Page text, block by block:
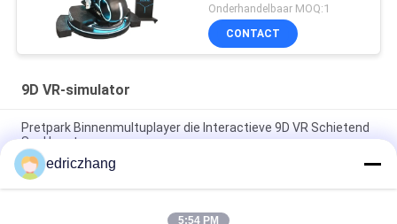
Onderhandelbaar MOQ:1
CONTACT
9D VR-simulator
Pretpark Binnenmultuplayer die Interactieve 9D VR Schietend
Spel loopt
VR het Spelmachine van de simulator Binnen9d VR Simulator
met 6 Zetels9d simulator
edriczhang
5:54 PM